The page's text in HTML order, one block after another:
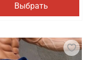
Выбрать